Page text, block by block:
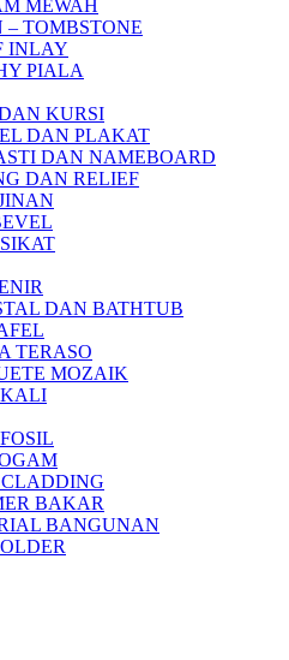
MEWAH
TOMBSTONE
INLAY
PIALA
KURSI
DAN PLAKAT
DAN NAMEBOARD
DAN RELIEF
DAN BATHTUB
TERASO
MOZAIK
KALI
BAKAR
BANGUNAN